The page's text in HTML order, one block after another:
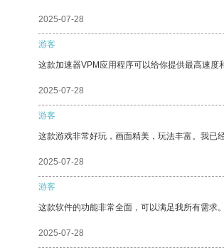
2025-07-28
游客
这款加速器VPM应用程序可以给你提供最高速度
2025-07-28
游客
这款游戏非常好玩，画面精美，玩法丰富。我已
2025-07-28
游客
这款软件的功能非常全面，可以满足我所有需求。
2025-07-28